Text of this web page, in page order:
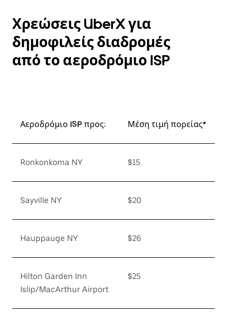
Χρεώσεις UberX για
δημοφιλείς διαδρομές
από το αεροδρόμιο ISP
Αεροδρόμιο ISP προς: Μέση τιμή πορείας*
Ronkonkoma NY $15
Sayville NY $20
Hauppauge NY $26
Hilton Garden Inn
Islip/MacArthur Airport
$25